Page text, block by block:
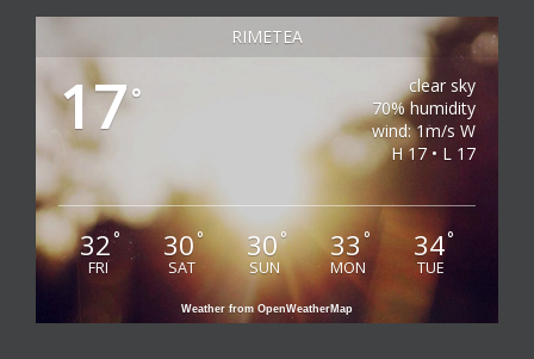
RIMETEA
17°
clear sky
70% humidity
wind: 1m/s W
H 17 • L 17
32°
FRI
30°
SAT
30°
SUN
33°
MON
34°
TUE
Weather from OpenWeatherMap